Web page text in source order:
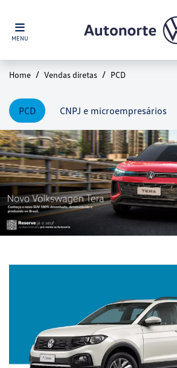
MENU
Home Vendas diretas PCD
PCD CNPJ e microempresários